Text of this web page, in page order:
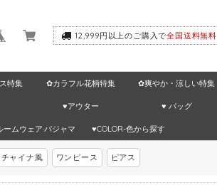
12,999円以上のご購入で全国送料無料
特集 ✿カラフル花柄特集 ✿爽やか・涼しい特集
♥アウター ♥ バッグ
ムウェア·パジャマ ♥COLOR-色から探す
チャイナ風 ワンピース ピアス